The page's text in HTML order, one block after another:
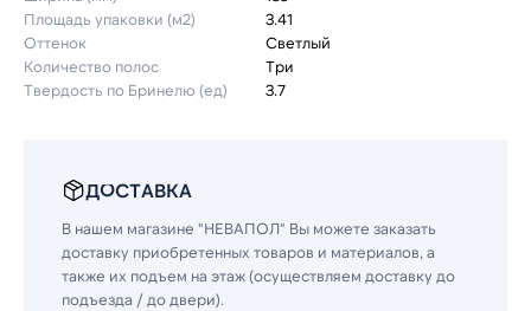
Площадь упаковки (м2)
3.41
Оттенок
Светлый
Количество полос
Три
Твердость по Бринелю (ед)
3.7
ДОСТАВКА
В нашем магазине "НЕВАПОЛ" Вы можете заказать
доставку приобретенных товаров и материалов, а
также их подъем на этаж (осуществляем доставку до
подъезда / до двери).